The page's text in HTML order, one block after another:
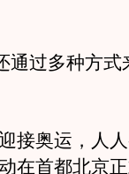
过多种方式
奥运，人人
在首都北京